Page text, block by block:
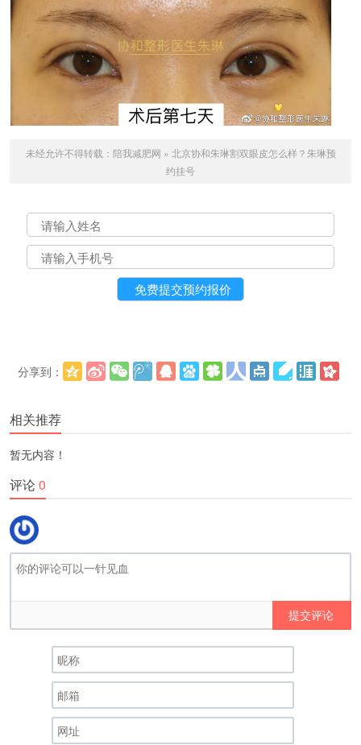
未经允许不得转载： 陪我减肥网 » 北京协和朱琳割双眼皮怎么样？朱琳预
约挂号
分享到：
相关推荐
暂无内容！
评论0
提交评论